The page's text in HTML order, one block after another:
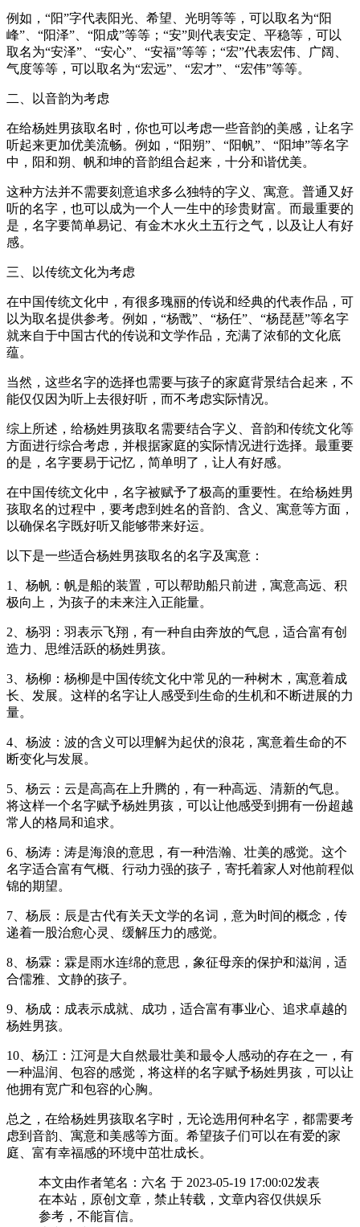
例如，“阳”字代表阳光、希望、光明等等，可以取名为“阳
峰”、“阳泽”、“阳成”等等；“安”则代表安定、平稳等，可以
取名为“安泽”、“安心”、“安福”等等；“宏”代表宏伟、广阔、
气度等等，可以取名为“宏远”、“宏才”、“宏伟”等等。
二、以音韵为考虑
在给杨姓男孩取名时，你也可以考虑一些音韵的美感，让名字
听起来更加优美流畅。例如，“阳朔”、“阳帆”、“阳坤”等名字
中，阳和朔、帆和坤的音韵组合起来，十分和谐优美。
这种方法并不需要刻意追求多么独特的字义、寓意。普通又好
听的名字，也可以成为一个人一生中的珍贵财富。而最重要的
是，名字要简单易记、有金木水火土五行之气，以及让人有好
感。
三、以传统文化为考虑
在中国传统文化中，有很多瑰丽的传说和经典的代表作品，可
以为取名提供参考。例如，“杨戬”、“杨任”、“杨琵琶”等名字
就来自于中国古代的传说和文学作品，充满了浓郁的文化底
蕴。
当然，这些名字的选择也需要与孩子的家庭背景结合起来，不
能仅仅因为听上去很好听，而不考虑实际情况。
综上所述，给杨姓男孩取名需要结合字义、音韵和传统文化等
方面进行综合考虑，并根据家庭的实际情况进行选择。最重要
的是，名字要易于记忆，简单明了，让人有好感。
在中国传统文化中，名字被赋予了极高的重要性。在给杨姓男
孩取名的过程中，要考虑到姓名的音韵、含义、寓意等方面，
以确保名字既好听又能够带来好运。
以下是一些适合杨姓男孩取名的名字及寓意：
1、杨帆：帆是船的装置，可以帮助船只前进，寓意高远、积
极向上，为孩子的未来注入正能量。
2、杨羽：羽表示飞翔，有一种自由奔放的气息，适合富有创
造力、思维活跃的杨姓男孩。
3、杨柳：杨柳是中国传统文化中常见的一种树木，寓意着成
长、发展。这样的名字让人感受到生命的生机和不断进展的力
量。
4、杨波：波的含义可以理解为起伏的浪花，寓意着生命的不
断变化与发展。
5、杨云：云是高高在上升腾的，有一种高远、清新的气息。
将这样一个名字赋予杨姓男孩，可以让他感受到拥有一份超越
常人的格局和追求。
6、杨涛：涛是海浪的意思，有一种浩瀚、壮美的感觉。这个
名字适合富有气概、行动力强的孩子，寄托着家人对他前程似
锦的期望。
7、杨辰：辰是古代有关天文学的名词，意为时间的概念，传
递着一股治愈心灵、缓解压力的感觉。
8、杨霖：霖是雨水连绵的意思，象征母亲的保护和滋润，适
合儒雅、文静的孩子。
9、杨成：成表示成就、成功，适合富有事业心、追求卓越的
杨姓男孩。
10、杨江：江河是大自然最壮美和最令人感动的存在之一，有
一种温润、包容的感觉，将这样的名字赋予杨姓男孩，可以让
他拥有宽广和包容的心胸。
总之，在给杨姓男孩取名字时，无论选用何种名字，都需要考
虑到音韵、寓意和美感等方面。希望孩子们可以在有爱的家
庭、富有幸福感的环境中茁壮成长。
本文由作者笔名：六名 于 2023-05-19 17:00:02发表
在本站，原创文章，禁止转载，文章内容仅供娱乐
参考，不能盲信。